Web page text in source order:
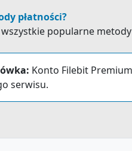
płatności?
popularne metody
Konto Filebit
serwisu.